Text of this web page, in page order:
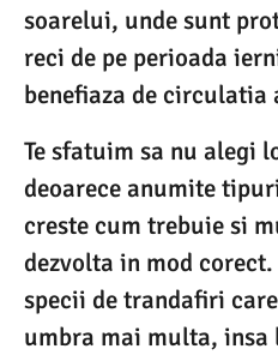
soarelui, unde sunt
reci de pe perioada
benefiaza de circulatia
Te sfatuim sa nu alegi
deoarece anumite
creste cum trebuie si
dezvolta in mod
specii de trandafiri
umbra mai multa, insa